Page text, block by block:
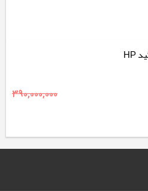
390,000,000